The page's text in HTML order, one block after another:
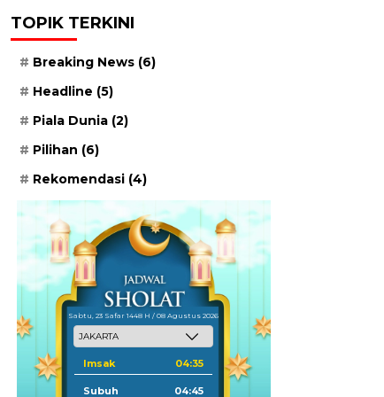
TOPIK TERKINI
Breaking News (6)
Headline (5)
Piala Dunia (2)
Pilihan (6)
Rekomendasi (4)
Sabtu, 23 Safar 1448 H / 08 Agustus 2026
Imsak 04:35
Subuh 04:45